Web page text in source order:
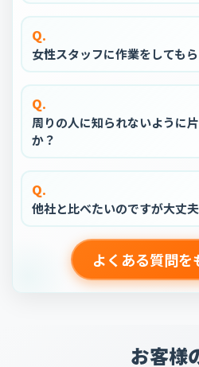
Q.
女性スタッフに作業をしても
Q.
周りの人に知られないように
か？
Q.
他社と比べたいのですが大丈
よくある質問を
お客様